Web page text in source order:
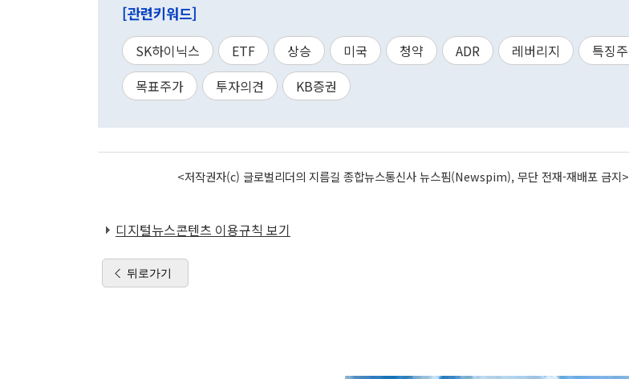
[관련키워드]
SK하이닉스 ETF 상승 미국 청약 ADR 레버리지
특징주
목표주가
투자의견 KB증권
<저작권자(c) 글로벌리더의 지름길 종합뉴스통신사 뉴스핌(Newspim), 무단 전재-재배포 금지>
디지털뉴스콘텐츠 이용규칙 보기
뒤로가기